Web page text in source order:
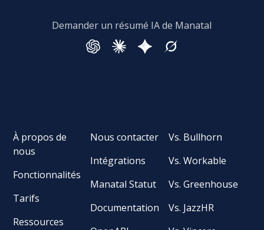
Demander un résumé IA de Manatal
À propos de
nous
Fonctionnalités
Tarifs
Ressources
Nous contacter
Intégrations
Manatal Statut
Documentation
Vs. Bullhorn
Vs. Workable
Vs. Greenhouse
Vs. JazzHR